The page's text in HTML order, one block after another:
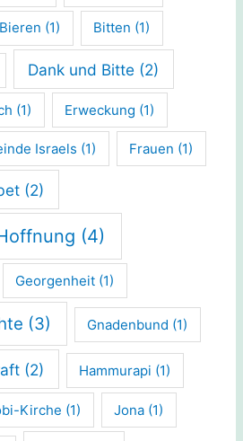
Bieren (1) Bitten (1)
Dank und Bitte (2)
(1) Erweckung (1)
Israels (1) Frauen (1)
(2)
(4)
Georgenheit (1)
(3) Gnadenbund (1)
(2) Hammurapi (1)
Kirche (1) Jona (1)